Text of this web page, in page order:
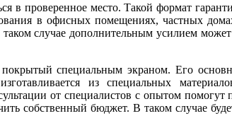
в проверенное место. Такой формат
в офисных помещениях, частных
случае дополнительным усилием
специальным экраном. Его
из специальных
от специалистов с опытом
собственный бюджет. В таком случае